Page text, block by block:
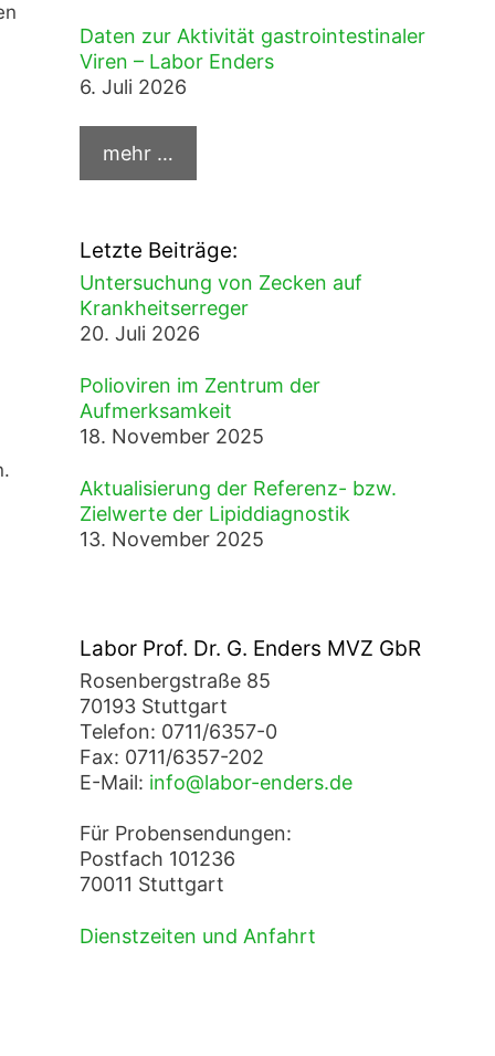
Daten zur Aktivität gastrointestinaler
Viren – Labor Enders
6. Juli 2026
Letzte Beiträge:
Untersuchung von Zecken auf
Krankheitserreger
20. Juli 2026
Polioviren im Zentrum der
Aufmerksamkeit
18. November 2025
Aktualisierung der Referenz- bzw.
Zielwerte der Lipiddiagnostik
13. November 2025
Labor Prof. Dr. G. Enders MVZ GbR
Rosenbergstraße 85
70193 Stuttgart
Telefon: 0711/6357-0
Fax: 0711/6357-202
E-Mail: info@labor-enders.de
Für Probensendungen:
Postfach 101236
70011 Stuttgart
Dienstzeiten und Anfahrt